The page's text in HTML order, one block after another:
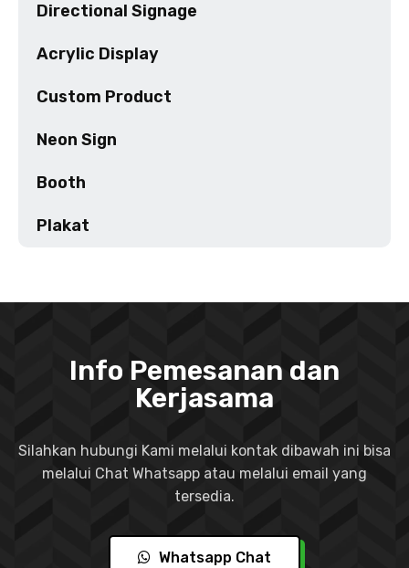
Directional Signage
Acrylic Display
Custom Product
Neon Sign
Booth
Plakat
Info Pemesanan dan
Kerjasama
Silahkan hubungi Kami melalui kontak dibawah ini bisa
melalui Chat Whatsapp atau melalui email yang
tersedia.
Whatsapp Chat